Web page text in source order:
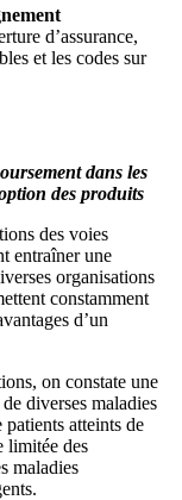
d’assurance,
et les codes sur
dans les
des produits
des voies
entraîner une
organisations
constamment
d’un
on constate une
diverses maladies
atteints de
limitée des
maladies